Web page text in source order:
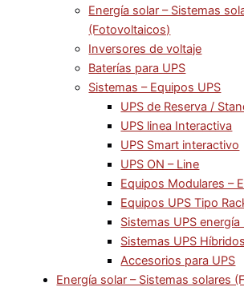
Energía solar – Sistemas
(Fotovoltaicos)
Inversores de voltaje
Baterías para UPS
Sistemas – Equipos UPS
UPS de Reserva /
UPS linea Interactiva
UPS Smart interactivo
UPS ON – Line
Equipos Modulares –
Equipos UPS Tipo
Sistemas UPS
Sistemas UPS Híbridos
Accesorios para UPS
Energía solar – Sistemas solares